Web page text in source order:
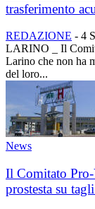
trasferimento
REDAZIONE - 4
LARINO _ Il
Larino che non ha
del loro...
News
Il Comitato Pro-
prostesta su